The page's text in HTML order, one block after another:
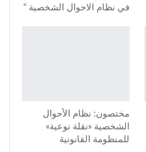
في نظام الاحوال الشخصية “
مختصون: نظام الأحوال
الشخصية «نقلة نوعية»
للمنظومة القانونية